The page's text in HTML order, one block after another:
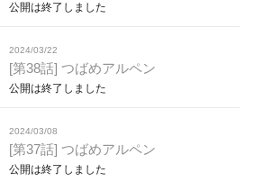
公開は終了しました
2024/03/22
[第38話] つばめアルペン
公開は終了しました
2024/03/08
[第37話] つばめアルペン
公開は終了しました